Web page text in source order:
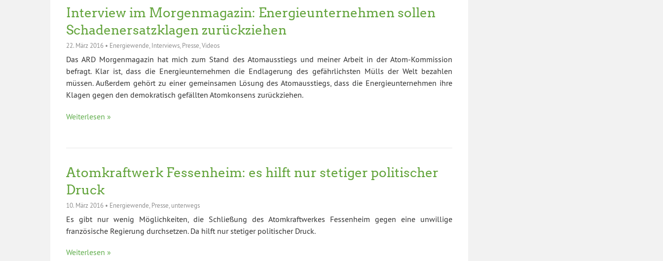
Interview im Morgenmagazin: Energieunternehmen sollen
Schadenersatzklagen zurückziehen
22. März 2016 • Energiewende Interviews Presse Videos
Das ARD Morgenmagazin hat mich zum Stand des Atomausstiegs und meiner Arbeit in der Atom-Kommission
befragt. Klar ist, dass die Energieunternehmen die Endlagerung des gefährlichsten Mülls der Welt bezahlen
müssen. Außerdem gehört zu einer gemeinsamen Lösung des Atomausstiegs, dass die Energieunternehmen ihre
Klagen gegen den demokratisch gefällten Atomkonsens zurückziehen.
Weiterlesen »
Atomkraftwerk Fessenheim: es hilft nur stetiger politischer
Druck
10. März 2016 • Energiewende Presse unterwegs
Es gibt nur wenig Möglichkeiten, die Schließung des Atomkraftwerkes Fessenheim gegen eine unwillige
französische Regierung durchsetzen. Da hilft nur stetiger politischer Druck.
Weiterlesen »